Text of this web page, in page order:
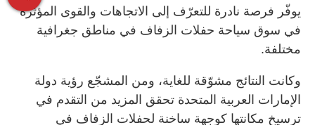
يوفّر فرصة نادرة للتعرّف إلى الاتجاهات والقوى المؤثرة
في سوق سياحة حفلات الزفاف في مناطق جغرافية
مختلفة.
وكانت النتائج مشوّقة للغاية، ومن المشجّع رؤية دولة
الإمارات العربية المتحدة تحقق المزيد من التقدم في
ترسيخ مكانتها كوجهة ساخنة لحفلات الزفاف في